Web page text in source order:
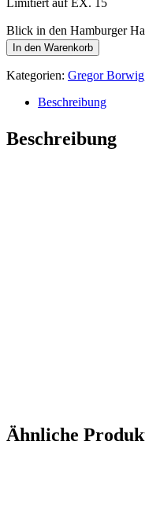
Limitiert auf EX. 15
Blick in den Hamburger
In den Warenkorb
Kategorien: Gregor Borwig
Beschreibung
Beschreibung
Ähnliche